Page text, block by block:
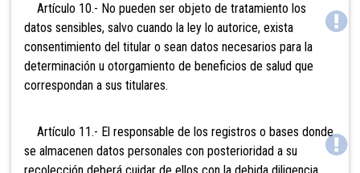
Artículo 10.- No pueden ser objeto de tratamiento los
datos sensibles, salvo cuando la ley lo autorice, exista
consentimiento del titular o sean datos necesarios para la
determinación u otorgamiento de beneficios de salud que
correspondan a sus titulares.
Artículo 11.- El responsable de los registros o bases donde
se almacenen datos personales con posterioridad a su